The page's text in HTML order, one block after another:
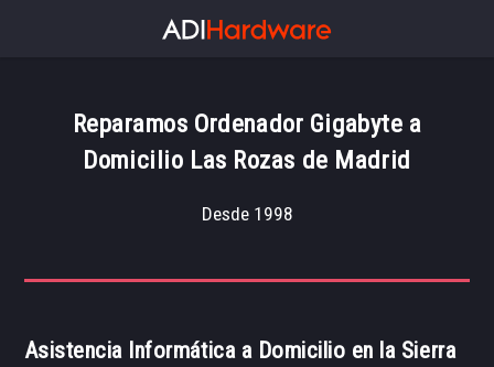
Reparamos Ordenador Gigabyte a
Domicilio Las Rozas de Madrid
Desde 1998
Asistencia Informática a Domicilio en la Sierra